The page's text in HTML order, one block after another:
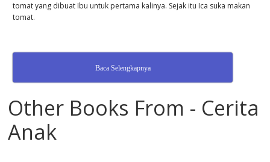
tomat yang dibuat Ibu untuk pertama kalinya. Sejak itu Ica suka makan
tomat.
Baca Selengkapnya
Other Books From - Cerita
Anak